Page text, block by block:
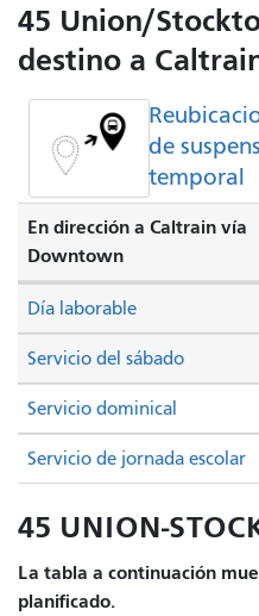
45 Union/
destino a
de
temporal
En dirección a Caltrain vía
Downtown
Servicio del sábado
Servicio dominical
Día laborable
Servicio de jornada escolar
45 UNION-
La tabla a continuación
planificado.